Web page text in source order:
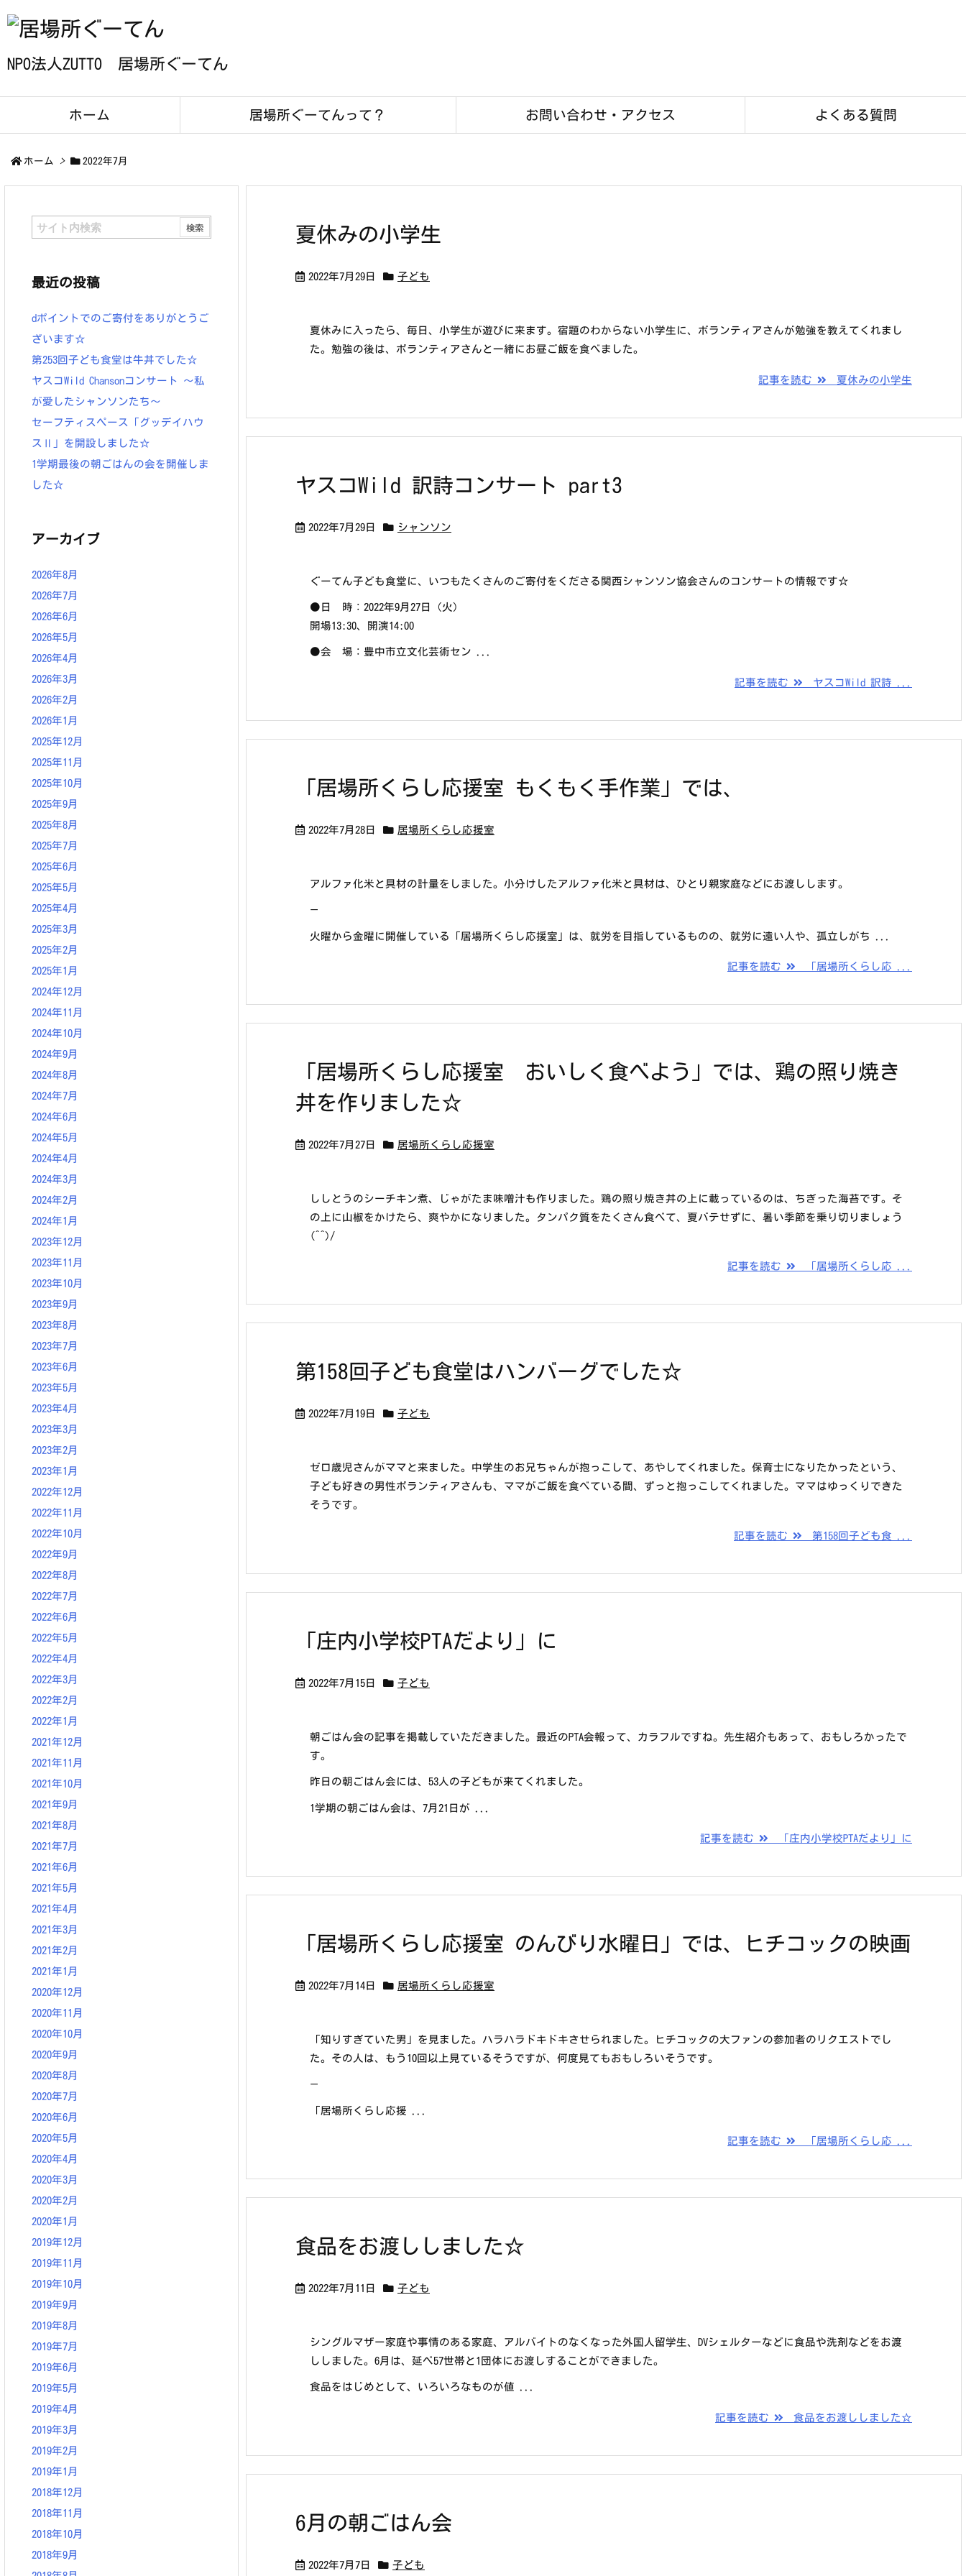
NPO法人ZUTTO 居場所ぐーてん
ホーム 居場所ぐーてんって？ お問い合わせ・アクセス よくある質問
ホーム > 2022年7月
夏休みの小学生
2022年7月29日 子ども
夏休みに入ったら、毎日、小学生が遊びに来ます。宿題のわからない小学生に、ボランティアさんが勉強を教えてくれまし
た。勉強の後は、ボランティアさんと一緒にお昼ご飯を食べました。
記事を読む 夏休みの小学生
ヤスコWild 訳詩コンサート part3
2022年7月29日 シャンソン
ぐーてん子ども食堂に、いつもたくさんのご寄付をくださる関西シャンソン協会さんのコンサートの情報です☆
●日 時：2022年9月27日（火）
開場13:30、開演14:00
●会 場：豊中市立文化芸術セン ...
記事を読む ヤスコWild 訳詩 ...
「居場所くらし応援室 もくもく手作業」では、
2022年7月28日 居場所くらし応援室
アルファ化米と具材の計量をしました。小分けしたアルファ化米と具材は、ひとり親家庭などにお渡しします。
—
火曜から金曜に開催している「居場所くらし応援室」は、就労を目指しているものの、就労に遠い人や、孤立しがち ...
記事を読む 「居場所くらし応 ...
「居場所くらし応援室 おいしく食べよう」では、鶏の照り焼き
丼を作りました☆
2022年7月27日 居場所くらし応援室
ししとうのシーチキン煮、じゃがたま味噌汁も作りました。鶏の照り焼き丼の上に載っているのは、ちぎった海苔です。そ
の上に山椒をかけたら、爽やかになりました。タンパク質をたくさん食べて、夏バテせずに、暑い季節を乗り切りましょう
(^^)/
記事を読む 「居場所くらし応 ...
第158回子ども食堂はハンバーグでした☆
2022年7月19日 子ども
ゼロ歳児さんがママと来ました。中学生のお兄ちゃんが抱っこして、あやしてくれました。保育士になりたかったという、
子ども好きの男性ボランティアさんも、ママがご飯を食べている間、ずっと抱っこしてくれました。ママはゆっくりできた
そうです。
記事を読む 第158回子ども食 ...
「庄内小学校PTAだより」に
2022年7月15日 子ども
朝ごはん会の記事を掲載していただきました。最近のPTA会報って、カラフルですね。先生紹介もあって、おもしろかったで
す。
昨日の朝ごはん会には、53人の子どもが来てくれました。
1学期の朝ごはん会は、7月21日が ...
記事を読む 「庄内小学校PTAだより」に
「居場所くらし応援室 のんびり水曜日」では、ヒチコックの映画
2022年7月14日 居場所くらし応援室
「知りすぎていた男」を見ました。ハラハラドキドキさせられました。ヒチコックの大ファンの参加者のリクエストでし
た。その人は、もう10回以上見ているそうですが、何度見てもおもしろいそうです。
—
「居場所くらし応援 ...
記事を読む 「居場所くらし応 ...
食品をお渡ししました☆
2022年7月11日 子ども
シングルマザー家庭や事情のある家庭、アルバイトのなくなった外国人留学生、DVシェルターなどに食品や洗剤などをお渡
ししました。6月は、延べ57世帯と1団体にお渡しすることができました。
食品をはじめとして、いろいろなものが値 ...
記事を読む 食品をお渡ししました☆
6月の朝ごはん会
2022年7月7日 子ども
最近の投稿
dポイントでのご寄付をありがとうご
ざいます☆
第253回子ども食堂は牛丼でした☆
ヤスコWild Chansonコンサート ～私
が愛したシャンソンたち～
セーフティスペース「グッデイハウ
スⅡ」を開設しました☆
1学期最後の朝ごはんの会を開催しま
した☆
アーカイブ
2026年8月
2026年7月
2026年6月
2026年5月
2026年4月
2026年3月
2026年2月
2026年1月
2025年12月
2025年11月
2025年10月
2025年9月
2025年8月
2025年7月
2025年6月
2025年5月
2025年4月
2025年3月
2025年2月
2025年1月
2024年12月
2024年11月
2024年10月
2024年9月
2024年8月
2024年7月
2024年6月
2024年5月
2024年4月
2024年3月
2024年2月
2024年1月
2023年12月
2023年11月
2023年10月
2023年9月
2023年8月
2023年7月
2023年6月
2023年5月
2023年4月
2023年3月
2023年2月
2023年1月
2022年12月
2022年11月
2022年10月
2022年9月
2022年8月
2022年7月
2022年6月
2022年5月
2022年4月
2022年3月
2022年2月
2022年1月
2021年12月
2021年11月
2021年10月
2021年9月
2021年8月
2021年7月
2021年6月
2021年5月
2021年4月
2021年3月
2021年2月
2021年1月
2020年12月
2020年11月
2020年10月
2020年9月
2020年8月
2020年7月
2020年6月
2020年5月
2020年4月
2020年3月
2020年2月
2020年1月
2019年12月
2019年11月
2019年10月
2019年9月
2019年8月
2019年7月
2019年6月
2019年5月
2019年4月
2019年3月
2019年2月
2019年1月
2018年12月
2018年11月
2018年10月
2018年9月